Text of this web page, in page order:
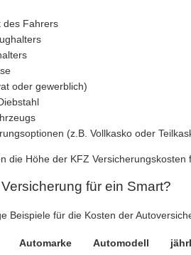
des Fahrers
oder gewerblich)
(z.B. Vollkasko oder
die Höhe der KFZ
für ein Smart?
Beispiele für die Kosten der
Automarke Automodell